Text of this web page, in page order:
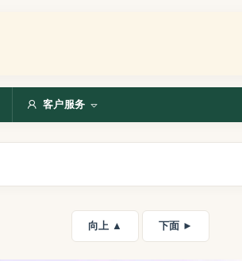
客户服务
向上 ▲ 下面 ►